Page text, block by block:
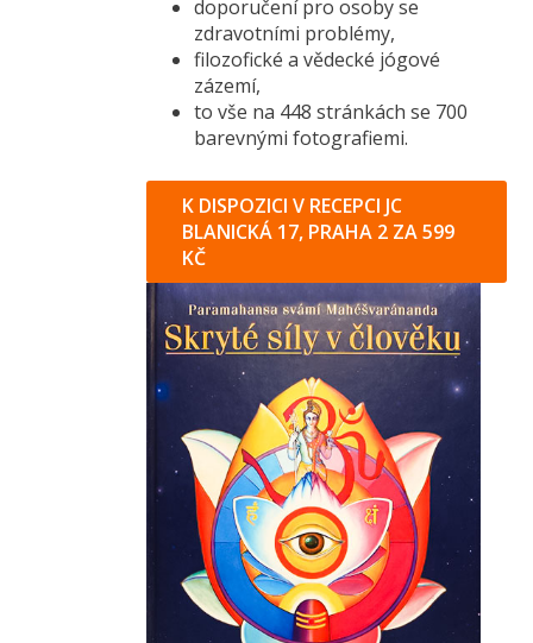
doporučení pro osoby se
zdravotními problémy,
filozofické a vědecké jógové
zázemí,
to vše na 448 stránkách se 700
barevnými fotografiemi.
K DISPOZICI V RECEPCI JC
BLANICKÁ 17, PRAHA 2 ZA 599
KČ